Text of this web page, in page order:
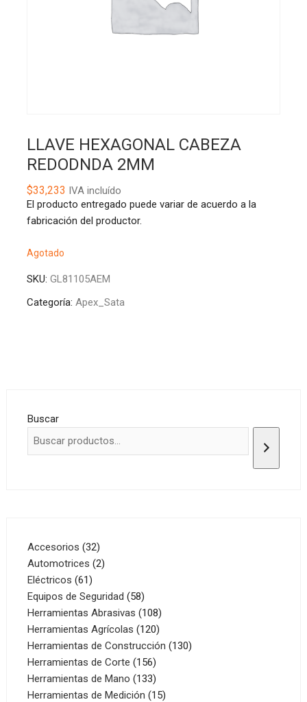
LLAVE HEXAGONAL CABEZA
REDODNDA 2MM
$33,233 IVA incluído
El producto entregado puede variar de acuerdo a la
fabricación del productor.
Agotado
SKU: GL81105AEM
Categoría: Apex_Sata
Buscar
Accesorios 3232
productos
Automotrices 22
Eléctricos 6161
productos
Equipos de Seguridad 5858
productos
Herramientas Abrasivas 108108
productos
Herramientas Agrícolas 120120
productos
Herramientas de Construcción 130130
Herramientas de Corte 156156
productos
Herramientas de Mano 133133
productos
Herramientas de Medición 1515